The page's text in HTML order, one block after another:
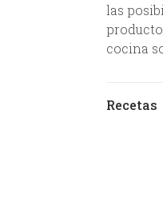
las
cocina
Recetas